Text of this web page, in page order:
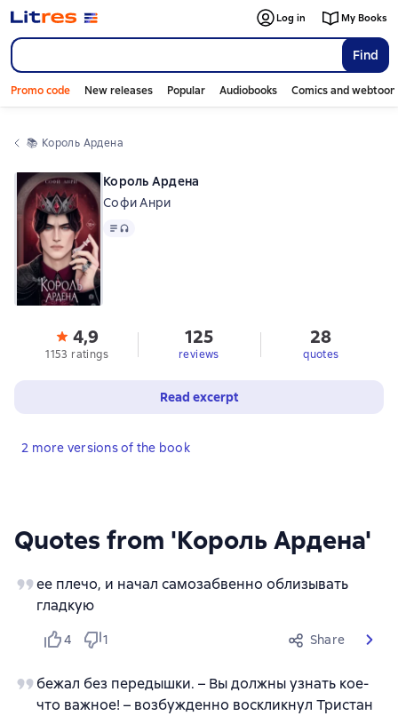
Find
Log in My Books
Promo code New releases Popular Audiobooks Comics and
📚 Король Ардена
Quotes from 'Король Ардена'
ее плечо, и начал самозабвенно облизывать
гладкую
4 1 Share
бежал без передышки. – Вы должны узнать кое-
что важное! – возбужденно воскликнул Тристан
Король Ардена
Софи Анри
Text, audio format available
4,9
1153 ratings
125
reviews
28
quotes
Read excerpt
2 more versions of the book